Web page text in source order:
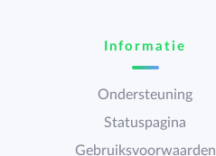
Informatie
Ondersteuning
Statuspagina
Gebruiksvoorwaarden